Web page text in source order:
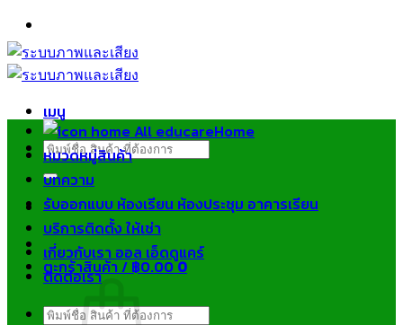
ข้าม
ไป
ยัง
เมนู
ค้นหา:
ตะกร้าสินค้า /฿0.000
Home
หมวดหมู่สินค้า
บทความ
รับออกแบบ ห้องเรียน ห้องประชุม อาคารเรียน
บริการติดตั้ง ให้เช่า
เกี่ยวกับเรา ออล เอ็ดดูแคร์
ติดต่อเรา
ค้นหา: